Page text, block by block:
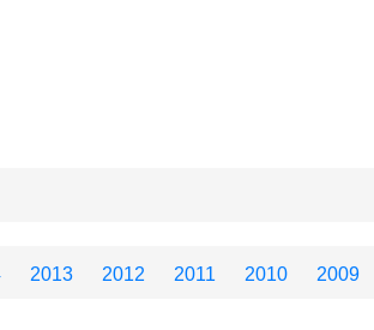
2013 2012 2011 2010 2009